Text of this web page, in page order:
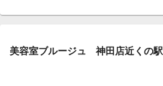
美容室ブルージュ 神田店近くの駅